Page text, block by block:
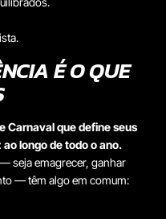
É O QUE
Carnaval que define seus
longo de todo o ano.
seja emagrecer, ganhar
— têm algo em comum: